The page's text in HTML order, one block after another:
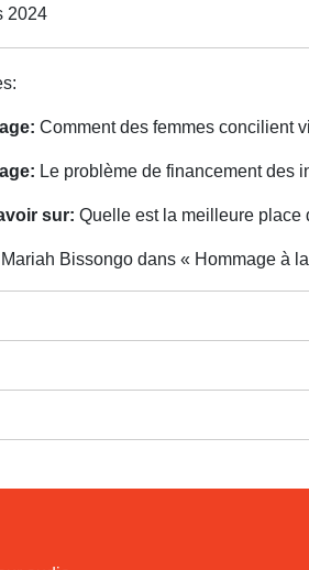
2024
Comment des femmes concilient
Le problème de financement des
sur: Quelle est la meilleure place
Mariah Bissongo dans « Hommage à